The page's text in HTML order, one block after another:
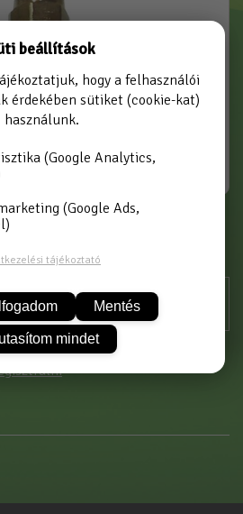
2 N
be!
beállítások
hogy a felhasználói
érdekében sütiket (cookie-kat)
használunk.
(Google Analytics,
(Google Ads,
tájékoztató
Mentés
mindet